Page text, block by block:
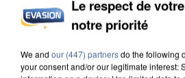
MAFIA INTERPELLÉ EN
Le respect de
notre priorité
We and our (447) partnersdo the following
your consent and/or our legitimate interest: